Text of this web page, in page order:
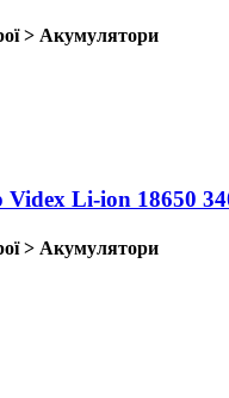
> Акумулятори
Li-ion 18650
> Акумулятори